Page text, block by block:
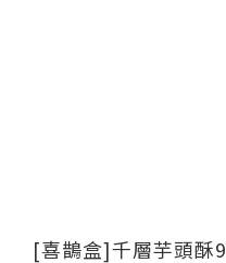
[喜鵲盒]千層芋頭酥9